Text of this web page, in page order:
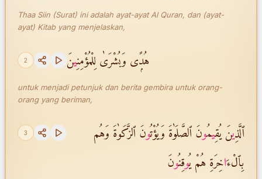
Thaa Siin (Surat) ini adalah ayat-ayat Al Quran, dan (ayat-
ayat) Kitab yang menjelaskan,
هُدًۭى وَبُشْرَىٰ لِلْمُؤْمِنِينَ 2
untuk menjadi petunjuk dan berita gembira untuk orang-
orang yang beriman,
ٱلَّذِينَ يُقِيمُونَ ٱلصَّلَوٰةَ وَيُؤْتُونَ ٱلزَّكَوٰةَ وَهُم
بِٱلْءَاخِرَةِ هُمْ يُوقِنُونَ
3